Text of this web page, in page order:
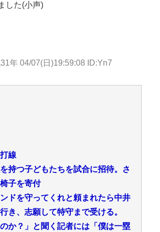
した(小声)
年 04/07(日)19:59:08 ID:Yn7
線
持つ子どもたちを試合に招待。さ
子を寄付
ドを守ってくれと頼まれたら中井
き、志願して特守まで受ける。
のか？」と聞く記者には「僕は一塁